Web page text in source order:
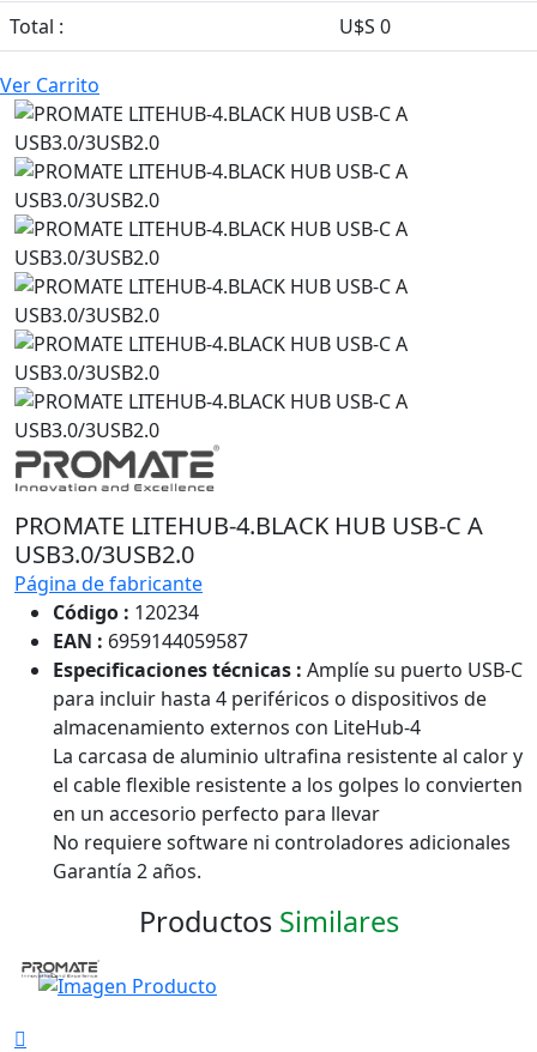
Total :
U$S 0
Ver Carrito
PROMATE LITEHUB-4.BLACK HUB USB-C A
USB3.0/3USB2.0
Página de fabricante
Código : 120234
EAN : 6959144059587
Especificaciones técnicas : Amplíe su puerto USB-C
para incluir hasta 4 periféricos o dispositivos de
almacenamiento externos con LiteHub-4
La carcasa de aluminio ultrafina resistente al calor y
el cable flexible resistente a los golpes lo convierten
en un accesorio perfecto para llevar
No requiere software ni controladores adicionales
Garantía 2 años.
Productos Similares